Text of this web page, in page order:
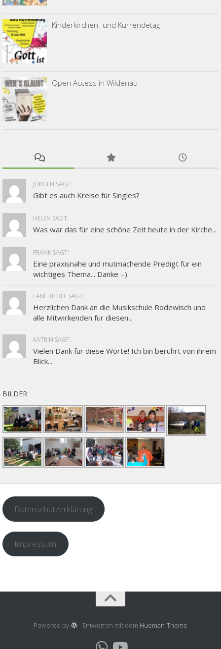
Kinderkirchen- und Kurrendetag
Open Access in Wildenau
JÜRGEN SAGT:
Gibt es auch Kreise für Singles?
HELEN SAGT:
Was war das für eine schöne Zeit heute in der Kirche...
FRANK SAGT:
Eine praxisnahe und mutmachende Predigt für ein
wichtiges Thema... Danke :-)
FAM. RIEDEL SAGT:
Herzlichen Dank an die Musikschule Rodewisch und
alle Mitwirkenden für diesen...
KATRIN SAGT:
Vielen Dank für diese Worte! Ich bin berührt von ihrem
Blick...
BILDER
Datenschutzerklärung
Impressum
Powered by - Entworfen mit dem Hueman-Theme